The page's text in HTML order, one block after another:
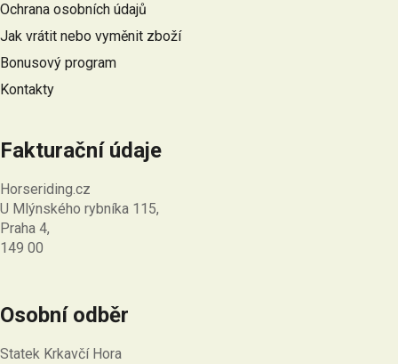
í
Ochrana osobních údajů
Jak vrátit nebo vyměnit zboží
Bonusový program
Kontakty
Fakturační údaje
Horseriding.cz
U Mlýnského rybníka 115,
Praha 4,
149 00
Osobní odběr
Statek Krkavčí Hora